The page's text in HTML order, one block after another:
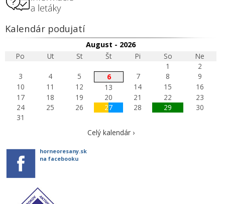
Kalendár podujatí
August - 2026
Po
Ut St Št Pi So
Ne
1
2
3
4 5 6 7 8
9
10
11 12 13 14 15
16
17
18 19 20 21 22
23
24
25 26 27 28 29
30
31
Celý kalendár ›
horneoresany.sk
na facebooku